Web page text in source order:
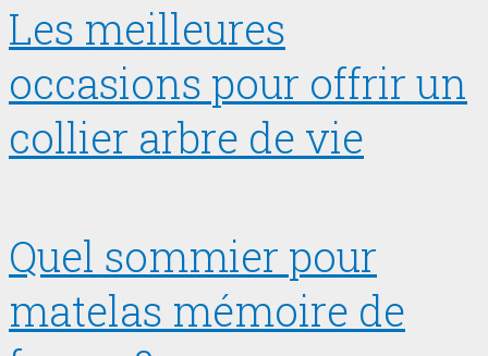
Les meilleures
occasions pour offrir un
collier arbre de vie
Quel sommier pour
matelas mémoire de